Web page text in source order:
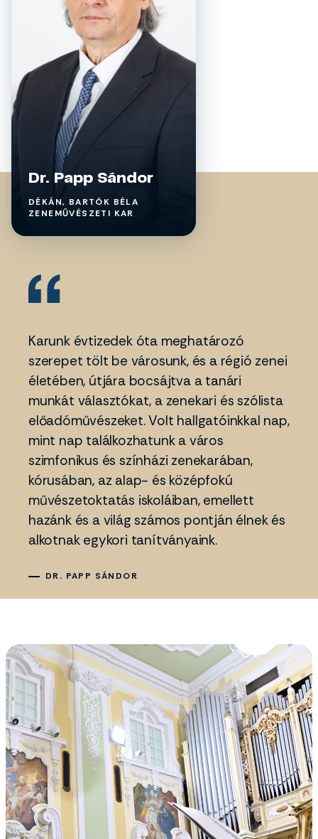
Dr. Papp Sándor
DÉKÁN, BARTÓK BÉLA
ZENEMŰVÉSZETI KAR
Karunk évtizedek óta meghatározó
szerepet tölt be városunk, és a régió zenei
életében, útjára bocsájtva a tanári
munkát választókat, a zenekari és szólista
előadóművészeket. Volt hallgatóinkkal nap,
mint nap találkozhatunk a város
szimfonikus és színházi zenekarában,
kórusában, az alap- és középfokú
művészetoktatás iskoláiban, emellett
hazánk és a világ számos pontján élnek és
alkotnak egykori tanítványaink.
DR. PAPP SÁNDOR